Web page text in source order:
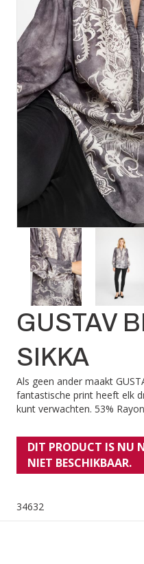
GUSTAV
SIKKA
Als geen ander maakt
fantastische print heeft elk
kunt verwachten. 53%
DIT PRODUCT IS NU
NIET BESCHIKBAAR.
34632